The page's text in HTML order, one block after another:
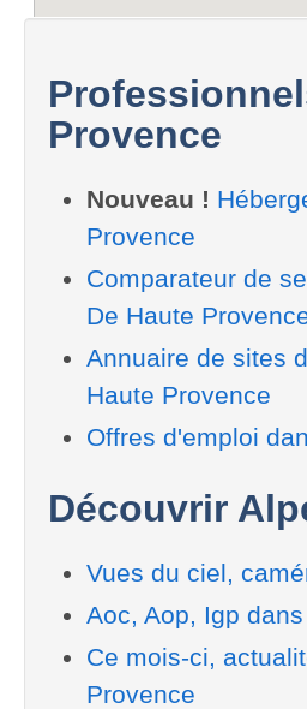
Provence
Nouveau !
Provence
Comparateur de
De Haute
Annuaire de sites
Haute Provence
Offres d'emploi
Découvrir
Vues du ciel,
Aoc, Aop, Igp
Ce mois-ci,
Provence